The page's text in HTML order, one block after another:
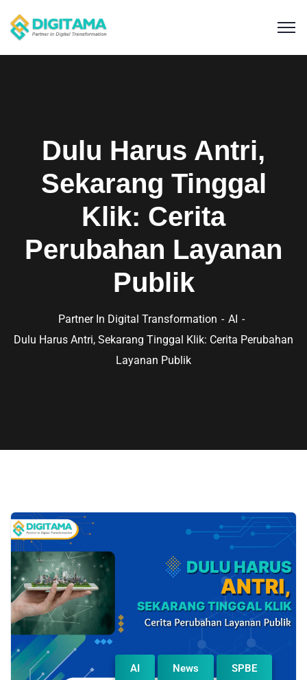
Dulu Harus Antri,
Sekarang Tinggal
Klik: Cerita
Perubahan Layanan
Publik
Partner In Digital Transformation
AI
Dulu Harus Antri, Sekarang Tinggal Klik: Cerita Perubahan
Layanan Publik
AI News SPBE